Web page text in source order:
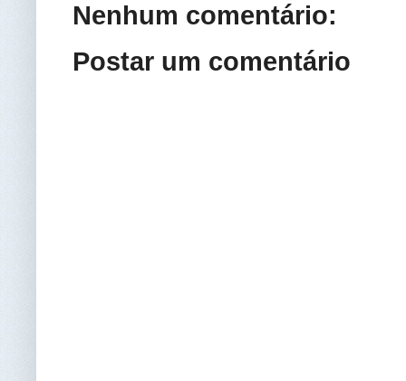
Nenhum comentário:
Postar um comentário